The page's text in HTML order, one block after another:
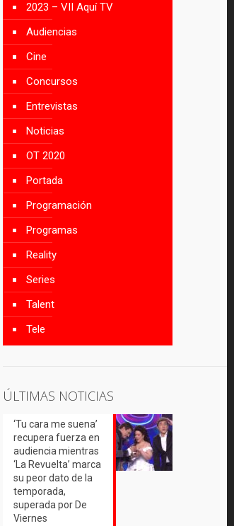
2023 – VII Aquí TV
Audiencias
Cine
Concursos
Entrevistas
Noticias
OT 2020
Portada
Programación
Programas
Reality
Series
Talent
Tele
ÚLTIMAS NOTICIAS
‘Tu cara me suena’
recupera fuerza en
audiencia mientras
‘La Revuelta’ marca
su peor dato de la
temporada,
superada por De
Viernes